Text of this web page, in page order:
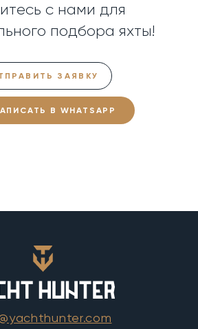
с нами для
подбора яхты!
ЗАЯВКУ
В WHATSAPP